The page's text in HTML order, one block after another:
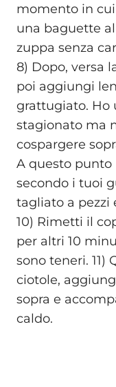
momento in
una baguette
zuppa senza
8) Dopo, versa
poi aggiungi
grattugiato. Ho
stagionato ma
cospargere
A questo punto
secondo i tuoi
tagliato a pezzi
10) Rimetti il
per altri 10
sono teneri. 11)
ciotole,
sopra e
caldo.